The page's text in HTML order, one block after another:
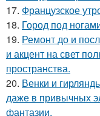
17. Французское
18. Город под
19. Ремонт до и
и акцент на свет
пространства.
20. Венки и
даже в привычных
фантазии.